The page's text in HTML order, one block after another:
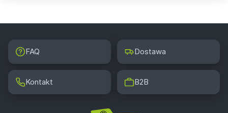
FAQ Dostawa
Kontakt B2B